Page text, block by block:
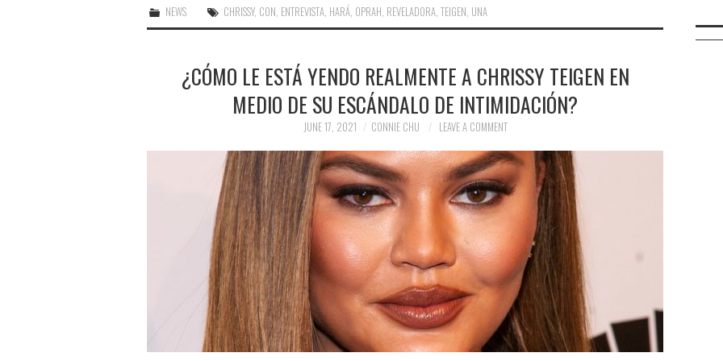
NEWS CHRISSY, CON, ENTREVISTA, HARÁ, OPRAH, REVELADORA,TEIGEN, UNA
¿CÓMO LE ESTÁ YENDO REALMENTE A CHRISSY TEIGEN EN
MEDIO DE SU ESCÁNDALO DE INTIMIDACIÓN?
JUNE 17, 2021 CONNIE CHU LEAVE A COMMENT